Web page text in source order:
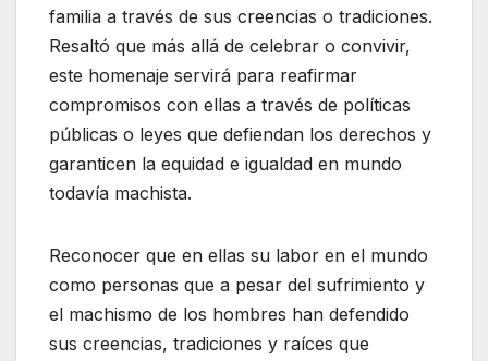
familia a través de sus creencias o tradiciones.
Resaltó que más allá de celebrar o convivir,
este homenaje servirá para reafirmar
compromisos con ellas a través de políticas
públicas o leyes que defiendan los derechos y
garanticen la equidad e igualdad en mundo
todavía machista.
Reconocer que en ellas su labor en el mundo
como personas que a pesar del sufrimiento y
el machismo de los hombres han defendido
sus creencias, tradiciones y raíces que